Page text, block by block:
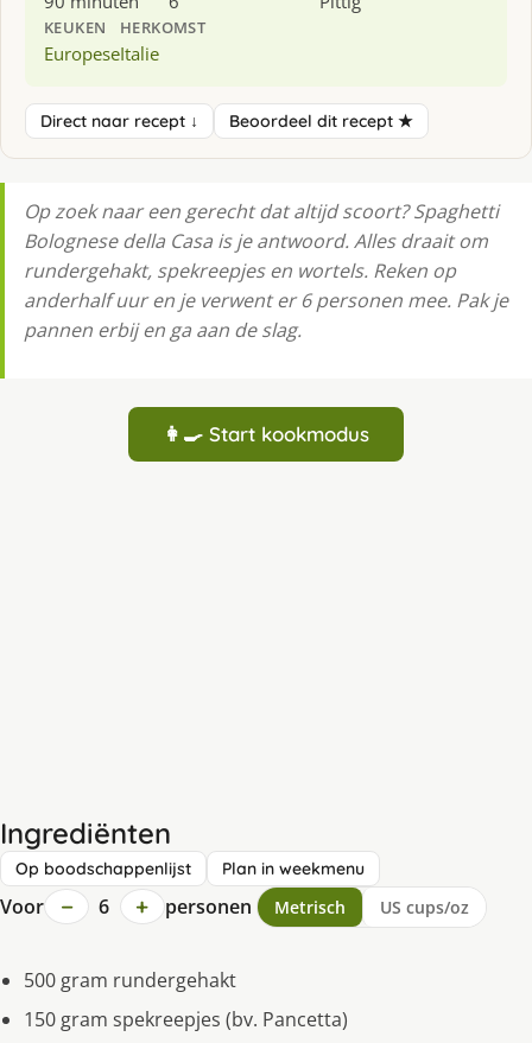
KEUKEN
Europese
HERKOMST
Italie
Direct naar recept ↓ Beoordeel dit recept ★
Op zoek naar een gerecht dat altijd scoort? Spaghetti
Bolognese della Casa is je antwoord. Alles draait om
rundergehakt, spekreepjes en wortels. Reken op
anderhalf uur en je verwent er 6 personen mee. Pak je
pannen erbij en ga aan de slag.
👩‍🍳 Start kookmodus
Ingrediënten
Op boodschappenlijst Plan in weekmenu
Voor − 6 + personen Metrisch US cups/oz
500 gram rundergehakt
150 gram spekreepjes (bv. Pancetta)